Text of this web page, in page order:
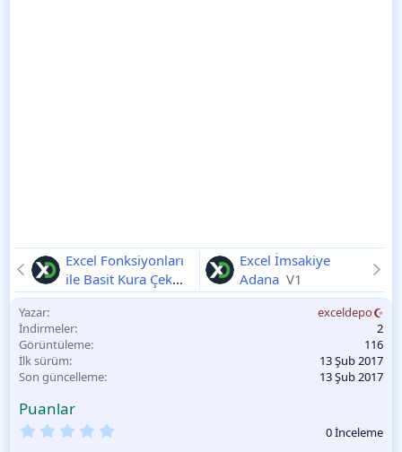
Excel Fonksiyonları
ile Basit Kura Çekme
V1
Excel İmsakiye
Adana V1
Yazar
exceldepo
İndirmeler
2
Görüntüleme
116
İlk sürüm
13 Şub 2017
Son güncelleme
13 Şub 2017
Puanlar
0 İnceleme